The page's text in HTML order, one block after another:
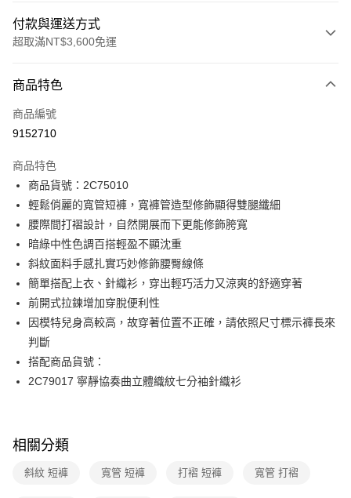
付款與運送方式
超取滿NT$3,600免運
信用卡一次付款
信用卡分期付款
合作金庫商業銀行
華南商業銀行
上海商業儲蓄銀行
台北富邦商業銀行
國泰世華商業銀行
兆豐國際商業銀行
臺灣中小企業銀行
匯豐（台灣）商業銀行
華泰商業銀行
聯邦商業銀行
遠東國際商業銀行
元大商業銀行
永豐商業銀行
玉山商業銀行
台新國際商業銀行
中國信託商業銀行
台灣樂天信用卡公司
LINE Pay
Apple Pay
街口支付
AFTEE先享後付
相關說明
【關於「AFTEE先享後付」】
AFTEE先享後付是「在收到商品之後才付款」的支付方式。 讓您購物簡單
便利好安心！
１．簡單：不需註冊會員、不需綁卡、不需儲值。
２．便利：只要手機號碼，簡訊認證，即可結帳。
２．訂單成立數日內，您將收到繳費通知簡訊。
ATM／網路銀行／等多元方式進行付款，方視為交易完成。
付款後全家FamilyMart取貨
每筆NT$90，滿NT$3,600(含以上)免運費
黑貓宅配
商品特色
商品編號
9152710
商品特色
商品貨號：2C75010
輕鬆俏麗的寬管短褲，寬褲管造型修飾顯得雙腿纖細
腰際間打褶設計，自然開展而下更能修飾胯寬
暗綠中性色調百搭輕盈不顯沈重
斜紋面料手感扎實巧妙修飾腰臀線條
簡單搭配上衣、針織衫，穿出輕巧活力又涼爽的舒適穿著
前開式拉鍊增加穿脫便利性
因模特兒身高較高，故穿著位置不正確，請依照尺寸標示褲長來
判斷
搭配商品貨號：
2C79017 寧靜協奏曲立體織紋七分袖針織衫
相關分類
斜紋 短褲 寬管 短褲 打褶 短褲 寬管 打褶